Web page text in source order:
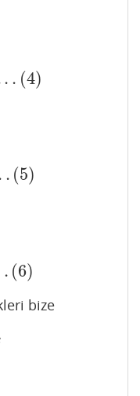
. . (4)
. (5)
. (6)
bize